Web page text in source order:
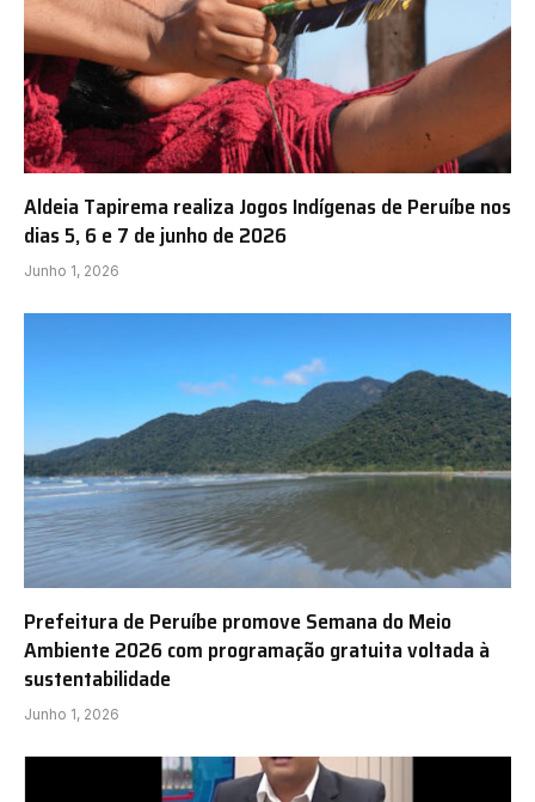
Aldeia Tapirema realiza Jogos Indígenas de Peruíbe nos
dias 5, 6 e 7 de junho de 2026
Junho 1, 2026
Prefeitura de Peruíbe promove Semana do Meio
Ambiente 2026 com programação gratuita voltada à
sustentabilidade
Junho 1, 2026